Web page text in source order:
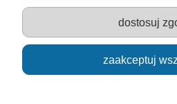
edukacyjne :: Zestawy artystyczne ::
:: Zabawkownia :: zabawki dla
szkolne ::
dostosuj
zaakceptuj